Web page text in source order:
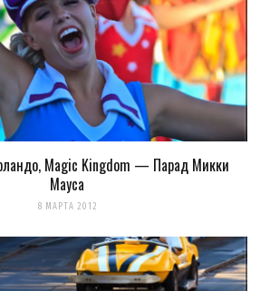
Оповещать о новых
простоподписаться на комментарии
Magic Kingdom — Парад Микки
Мауса
8 МАРТА 2012